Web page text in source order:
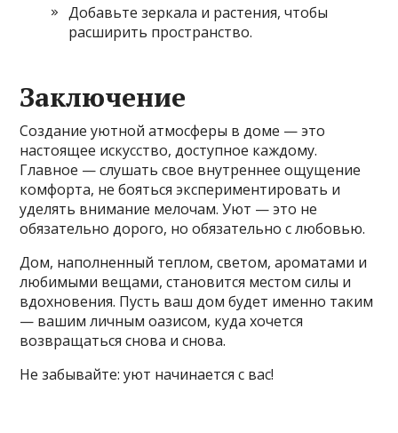
Добавьте зеркала и растения, чтобы
расширить пространство.
Заключение
Создание уютной атмосферы в доме — это
настоящее искусство, доступное каждому.
Главное — слушать свое внутреннее ощущение
комфорта, не бояться экспериментировать и
уделять внимание мелочам. Уют — это не
обязательно дорого, но обязательно с любовью.
Дом, наполненный теплом, светом, ароматами и
любимыми вещами, становится местом силы и
вдохновения. Пусть ваш дом будет именно таким
— вашим личным оазисом, куда хочется
возвращаться снова и снова.
Не забывайте: уют начинается с вас!